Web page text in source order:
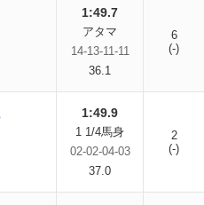
1:49.7
アタマ
14-13-11-11
36.1
6
(-)
1:49.9
1 1/4馬身
02-02-04-03
37.0
2
(-)